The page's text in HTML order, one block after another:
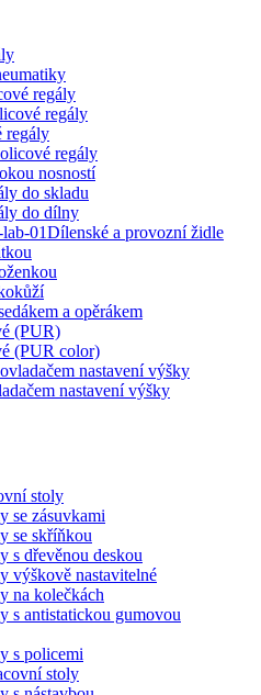
regály
regály
regály
regály
nosností
do skladu
do dílny
Dílenské a provozní židle
a opěrákem
(PUR)
(PUR color)
nastavení výšky
nastavení výšky
stoly
se zásuvkami
se skříňkou
s dřevěnou deskou
výškově nastavitelné
na kolečkách
s antistatickou gumovou
s policemi
stoly